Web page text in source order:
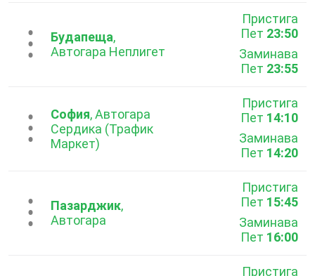
...Будапеща,
Автогара Неплигет
Пристига
Пет 23:50
Заминава
Пет 23:55
...София, Автогара
Сердика (Трафик
Маркет)
Пристига
Пет 14:10
Заминава
Пет 14:20
...Пазарджик,
Автогара
Пристига
Пет 15:45
Заминава
Пет 16:00
Пристига